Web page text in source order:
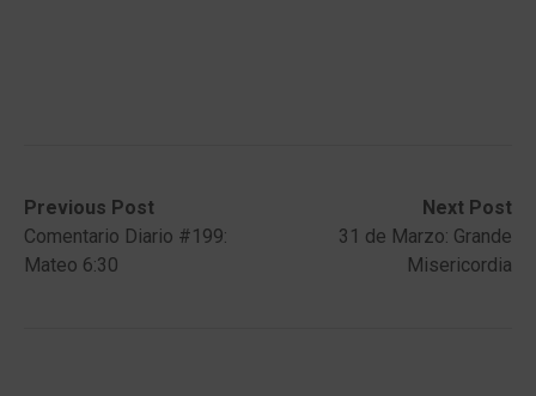
Post
navigation
Previous Post
Previous
post:Comentario Diario #199:
Mateo 6:30
Next Post
Next
post:
31 de Marzo: Grande
Misericordia